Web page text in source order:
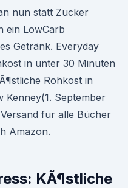
nun statt Zucker
ein LowCarb
Getränk. Everyday
in unter 30 Minuten
Rohkost in
September
für alle Bücher
Amazon.
KÃ¶stliche